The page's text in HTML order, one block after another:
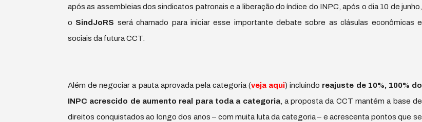
após as assembleias dos sindicatos patronais e a liberação do índice do INPC, após o dia 10 de junho,
o SindJoRS será chamado para iniciar esse importante debate sobre as clásulas econômicas e
sociais da futura CCT.
Além de negociar a pauta aprovada pela categoria (veja aqui) incluindo reajuste de 10%, 100% do
INPC acrescido de aumento real para toda a categoria, a proposta da CCT mantém a base de
direitos conquistados ao longo dos anos – com muita luta da categoria – e acrescenta pontos que se